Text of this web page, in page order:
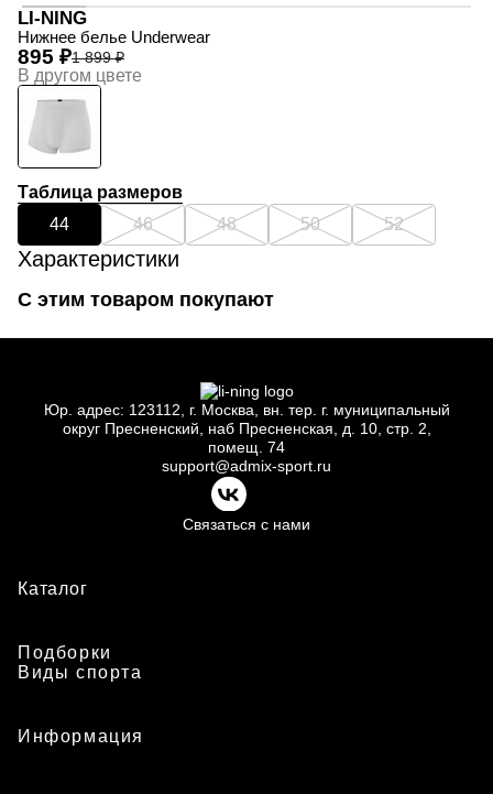
LI-NING
Нижнее белье Underwear
1 899 ₽
895 ₽
В другом цвете
Таблица размеров
44
46 48 50 52
Характеристики
С этим товаром покупают
Юр. адрес: 123112, г. Москва, вн. тер. г. муниципальный
округ Пресненский, наб Пресненская, д.
10, стр. 2,
помещ. 74
support@admix-sport.ru
Связаться с нами
Каталог
Подборки
Виды спорта
Информация